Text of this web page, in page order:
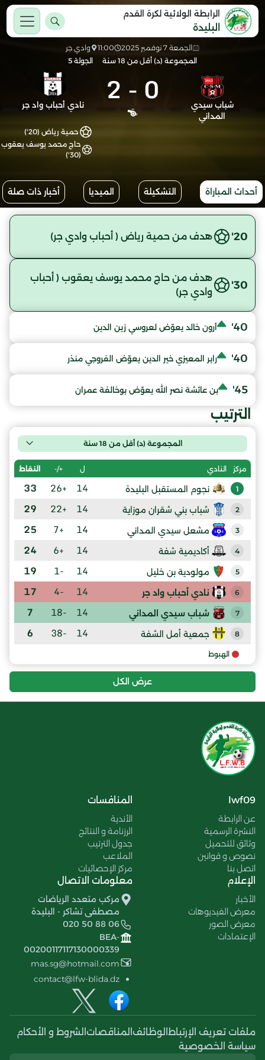
الرابطة الولائية لكرة القدم
البليدة
الجمعة 7 نوفمبر 2025 11:00
وادي جر
المجموعة (د) أقل من 18 سنة
الجولة 5
شباب سيدي
المداني
0
-
2 نادي أحباب واد جر
حمية رياض (20')
حاج محمد يوسف يعقوب
(30')
أحداث المباراة التشكيلة الميديا أخبار ذات صلة
20' هدف من حمية رياض ( أحباب وادي جر)
30'
هدف من حاج محمد يوسف يعقوب ( أحباب
وادي جر)
40' أرون خالد يعوّض لعروسي زين الدين
40' رابر المعيزي خير الدين يعوّض الفروجي منذر
45' بن عائشة نصر الله يعوّض بوخالفة عمران
الترتيب
المجموعة (د) أقل من 18 سنة
مركز النادي ل +/- النقاط
1 نجوم المستقبل البليدة 14
+26
33
2 شباب بني شقران موزاية 14
+22
29
3 مشعل سيدي المداني 14
+7
25
4 أكاديمية شفة 14
+6
24
5 مولودية بن خليل 14
-1
19
6 نادي أحباب واد جر 14
-4
17
7 شباب سيدي المداني 14
-18
7
8 جمعية أمل الشفة 14
-38
6
الهبوط
عرض الكل
lwf09
عن الرابطة
النشرة الرسمية
وثائق للتحميل
نصوص و قوانين
اتصل بنا
المنافسات
الأندية
الرزنامة و النتائج
جدول الترتيب
الملاعب
مركز الإحصائيات
الإعلام
الأخبار
معرض الفيديوهات
معرض الصور
الإعتمادات
معلومات الاتصال
مركب متعدد الرياضات
مصطفى تشاكر - البليدة
020 50 88 06
BEA-
00200117117130000339
mas.sg@hotmail.com
contact@lfw-blida.dz
ملفات تعريف الإرتباط الوظائف المناقصات الشروط و الأحكام
سياسة الخصوصية